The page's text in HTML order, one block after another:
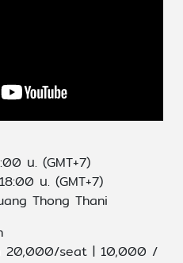
น. (GMT+7)
น. (GMT+7)
Thong Thani
20,000/seat | 10,000 /